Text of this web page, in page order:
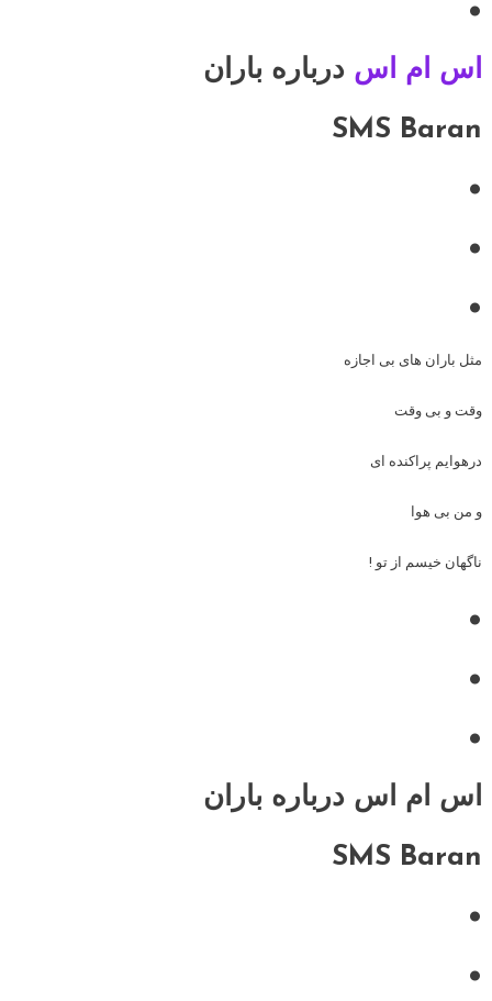
•
اس ام اس درباره باران
SMS Baran
•
•
•
مثل باران های بی اجازه
وقت و بی وقت
درهوایم پراکنده ای
و من بی هوا
ناگهان خیسم از تو !
•
•
•
اس ام اس درباره باران
SMS Baran
•
•